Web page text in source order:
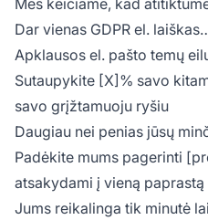
Mes keičiame, kad
Dar vienas GDPR el.
Apklausos el. pašto temų
Sutaupykite [X]% savo
savo grįžtamuoju ryšiu
Daugiau nei penias jūsų
Padėkite mums pagerinti
atsakydami į vieną paprastą
Jums reikalinga tik minutė